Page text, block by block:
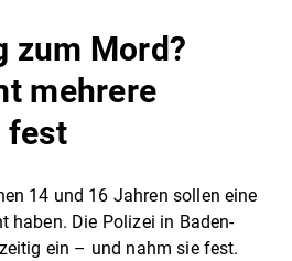
zum Mord?
mehrere
fest
14 und 16 Jahren sollen eine
haben. Die Polizei in Baden-
ein – und nahm sie fest.